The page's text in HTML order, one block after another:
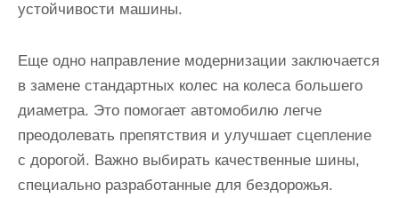
устойчивости машины.
Еще одно направление модернизации заключается
в замене стандартных колес на колеса большего
диаметра. Это помогает автомобилю легче
преодолевать препятствия и улучшает сцепление
с дорогой. Важно выбирать качественные шины,
специально разработанные для бездорожья.